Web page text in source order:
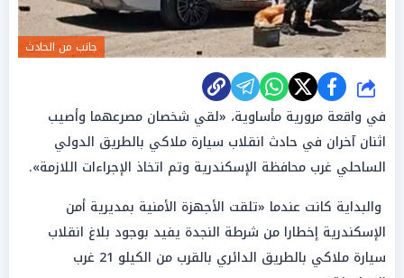
جانب من الحادث
شارك
في واقعة مرورية مأساوية، «لقي شخصان مصرعهما وأصيب
اثنان آخران في حادث انقلاب سيارة ملاكي بالطريق الدولي
الساحلي غرب محافظة الإسكندرية وتم اتخاذ الإجراءات اللازمة».
والبداية كانت عندما «تلقت الأجهزة الأمنية بمديرية أمن
الإسكندرية إخطارا من شرطة النجدة يفيد بوجود بلاغ انقلاب
سيارة ملاكي بالطريق الدائري بالقرب من الكيلو 21 غرب